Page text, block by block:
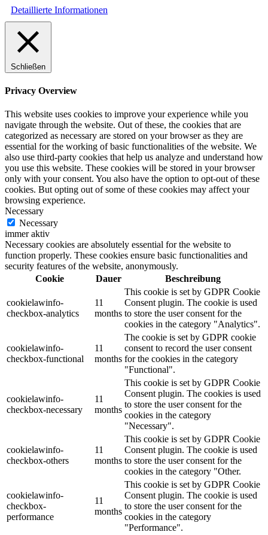
Detaillierte Informationen
Schließen
Privacy Overview
This website uses cookies to improve your experience while you
navigate through the website. Out of these, the cookies that are
categorized as necessary are stored on your browser as they are
essential for the working of basic functionalities of the website. We
also use third-party cookies that help us analyze and understand how
you use this website. These cookies will be stored in your browser
only with your consent. You also have the option to opt-out of these
cookies. But opting out of some of these cookies may affect your
browsing experience.
Necessary
Necessary
immer aktiv
Necessary cookies are absolutely essential for the website to
function properly. These cookies ensure basic functionalities and
security features of the website, anonymously.
Cookie
Dauer Beschreibung
cookielawinfo-
checkbox-analytics
11
months
This cookie is set by GDPR Cookie
Consent plugin. The cookie is used
to store the user consent for the
cookies in the category "Analytics".
cookielawinfo-
checkbox-functional
11
months
The cookie is set by GDPR cookie
consent to record the user consent
for the cookies in the category
"Functional".
cookielawinfo-
checkbox-necessary
11
months
This cookie is set by GDPR Cookie
Consent plugin. The cookies is used
to store the user consent for the
cookies in the category
"Necessary".
cookielawinfo-
checkbox-others
11
months
This cookie is set by GDPR Cookie
Consent plugin. The cookie is used
to store the user consent for the
cookies in the category "Other.
cookielawinfo-
checkbox-
performance
11
months
This cookie is set by GDPR Cookie
Consent plugin. The cookie is used
to store the user consent for the
cookies in the category
"Performance".